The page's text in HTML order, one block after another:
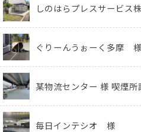
しのはらプレスサービス
ぐりーんうぉーく多摩 様
某物流センター 様 喫煙所
毎日インテシオ 様